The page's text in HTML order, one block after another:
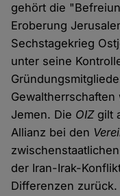
gehört die
Eroberung
Sechstagekrieg
unter seine
Jemen. Die OIZgilt
Allianz bei den
der Iran-Irak-
Differenzen